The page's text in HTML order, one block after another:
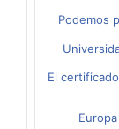
Podemos
El